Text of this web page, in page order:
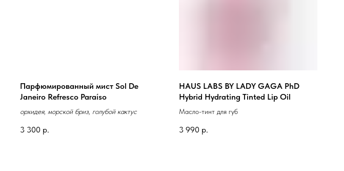
Парфюмированный мист Sol De
Janeiro Refresco Paraíso
орхидея, морской бриз, голубой кактус
3 300 р.
HAUS LABS BY LADY GAGA PhD
Hybrid Hydrating Tinted Lip Oil
Масло-тинт для губ
3 990 р.